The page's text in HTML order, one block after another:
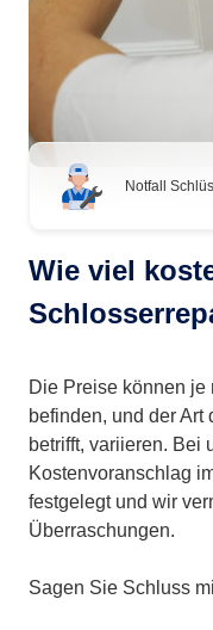
Notfall
Wie viel
Die Preise können
befinden, und der
betrifft, variieren. Bei
Kostenvoranschlag
festgelegt und wir
Überraschungen.
Sagen Sie Schluss